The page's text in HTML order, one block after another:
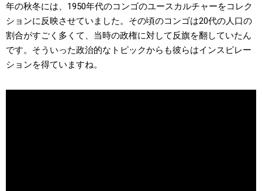
年の秋冬には、1950年代のコンゴのユースカルチャーをコレク
ションに反映させていました。その頃のコンゴは20代の人口の
割合がすごく多くて、当時の政権に対して反旗を翻していたん
です。そういった政治的なトピックからも彼らはインスピレー
ションを得ていますね。